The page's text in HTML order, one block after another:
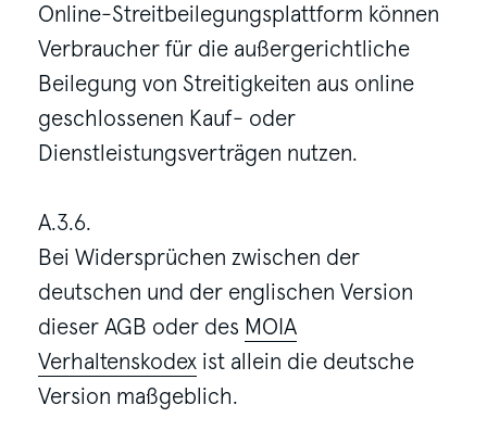
Online-Streitbeilegungsplattform können
Verbraucher für die außergerichtliche
Beilegung von Streitigkeiten aus online
geschlossenen Kauf- oder
Dienstleistungsverträgen nutzen.
A.3.6.
Bei Widersprüchen zwischen der
deutschen und der englischen Version
dieser AGB oder des MOIA
Verhaltenskodex ist allein die deutsche
Version maßgeblich.